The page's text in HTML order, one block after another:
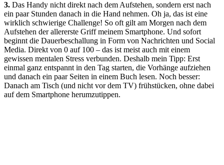
3. Das Handy nicht direkt nach dem Aufstehen, sondern erst nach
ein paar Stunden danach in die Hand nehmen. Oh ja, das ist eine
wirklich schwierige Challenge! So oft gilt am Morgen nach dem
Aufstehen der allererste Griff meinem Smartphone. Und sofort
beginnt die Dauerbeschallung in Form von Nachrichten und Social
Media. Direkt von 0 auf 100 – das ist meist auch mit einem
gewissen mentalen Stress verbunden. Deshalb mein Tipp: Erst
einmal ganz entspannt in den Tag starten, die Vorhänge aufziehen
und danach ein paar Seiten in einem Buch lesen. Noch besser:
Danach am Tisch (und nicht vor dem TV) frühstücken, ohne dabei
auf dem Smartphone herumzutippen.